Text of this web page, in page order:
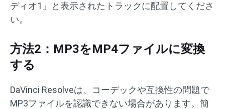
ディオ1」と表示されたトラックに配置してくださ
い。
方法2：MP3をMP4ファイルに変換
する
DaVinci Resolveは、コーデックや互換性の問題で
MP3ファイルを認識できない場合があります。簡